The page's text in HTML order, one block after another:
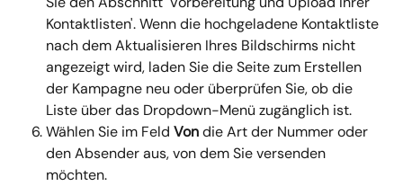
Kontaktlisten'. Wenn die hochgeladene Kontaktliste
nach dem Aktualisieren Ihres Bildschirms nicht
angezeigt wird, laden Sie die Seite zum Erstellen
der Kampagne neu oder überprüfen Sie, ob die
Liste über das Dropdown-Menü zugänglich ist.
Wählen Sie im Feld Von die Art der Nummer oder
den Absender aus, von dem Sie versenden
möchten.